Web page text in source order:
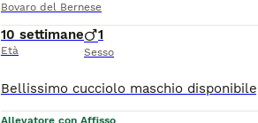
Bovaro del Bernese
10 settimane
Età
1
Sesso
Allevatore con Affisso